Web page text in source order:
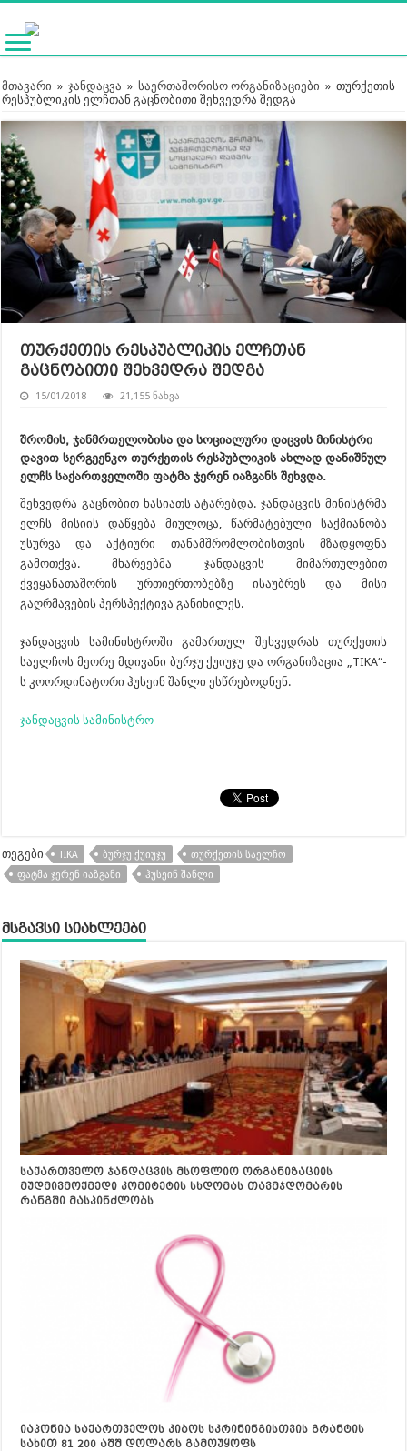
მთავარი » ჯანდაცვა » საერთაშორისო ორგანიზაციები » თურქეთის
რესპუბლიკის ელჩთან გაცნობითი შეხვედრა შედგა
თურქეთის რესპუბლიკის ელჩთან
გაცნობითი შეხვედრა შედგა
15/01/2018 21,155 ნახვა
შრომის, ჯანმრთელობისა და სოციალური დაცვის მინისტრი
დავით სერგეენკო თურქეთის რესპუბლიკის ახლად დანიშნულ
ელჩს საქართველოში ფატმა ჯერენ იაზგანს შეხვდა.
შეხვედრა გაცნობით ხასიათს ატარებდა. ჯანდაცვის მინისტრმა
ელჩს მისიის დაწყება მიულოცა, წარმატებული საქმიანობა
უსურვა და აქტიური თანამშრომლობისთვის მზადყოფნა
გამოთქვა. მხარეებმა ჯანდაცვის მიმართულებით
ქვეყანათაშორის ურთიერთობებზე ისაუბრეს და მისი
გაღრმავების პერსპექტივა განიხილეს.
ჯანდაცვის სამინისტროში გამართულ შეხვედრას თურქეთის
საელჩოს მეორე მდივანი ბურჯუ ქუიუჯუ და ორგანიზაცია „TIKA“-
ს კოორდინატორი ჰუსეინ შანლი ესწრებოდნენ.
ჯანდაცვის სამინისტრო
თეგები TIKA ᲑᲣᲠᲯᲣ ᲥᲣᲘᲣᲯᲣ
ᲗᲣᲠᲥᲔᲗᲘᲡ ᲡᲐᲔᲚᲩᲝ
ᲤᲐᲢᲛᲐ ᲯᲔᲠᲔᲜ ᲘᲐᲖᲒᲐᲜᲘ
ᲰᲣᲡᲔᲘᲜ ᲨᲐᲜᲚᲘ
მსგავსი სიახლეები
საქართველო ჯანდაცვის მსოფლიო ორგანიზაციის
მუდმივმოქმედი კომიტეტის სხდომას თავმჯდომარის
რანგში მასპინძლობს
იაპონია საქართველოს კიბოს სკრინინგისთვის გრანტის
სახით 81 200 აშშ დოლარს გამოუყოფს